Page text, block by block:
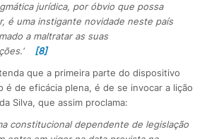
jurídica, por óbvio que possa
é uma instigante novidade neste país
a maltratar as suas
[8]
que a primeira parte do dispositivo
é de eficácia plena, é de se invocar a lição
Silva, que assim proclama:
constitucional dependente de legislação